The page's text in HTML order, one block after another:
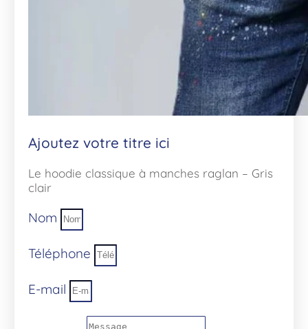
Ajoutez votre titre ici
Le hoodie classique à manches raglan – Gris
clair
Nom
Téléphone
E-mail